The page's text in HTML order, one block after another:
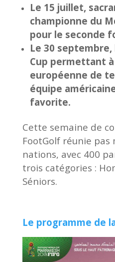
Le 15 juillet,
championne du
pour le seconde
Le 30
Cup permettant à
européenne de
équipe
favorite.
Cette semaine de
FootGolf réunie pas
nations, avec 400
trois catégories :
Séniors.
Le programme de